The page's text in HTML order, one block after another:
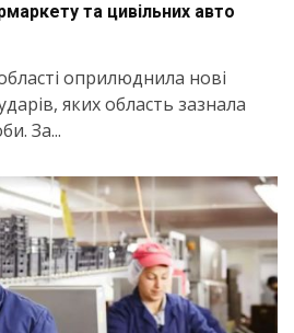
та цивільних авто
оприлюднила нові
яких область зазнала
За...